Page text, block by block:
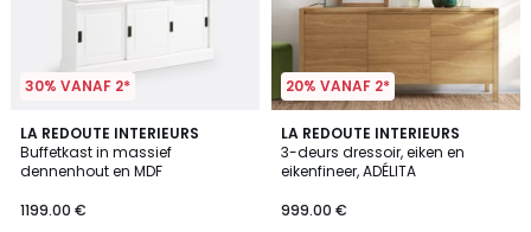
30% VANAF 2*
LA REDOUTE INTERIEURS
Buffetkast in massief
dennenhout en MDF
1199.00 €
3.9
/ 5
20% VANAF 2*
LA REDOUTE INTERIEURS
3-deurs dressoir, eiken en
eikenfineer, ADÉLITA
999.00 €
4.1
/ 5